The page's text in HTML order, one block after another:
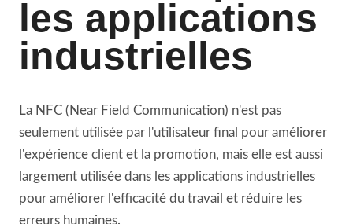
les applications
industrielles
La NFC (Near Field Communication) n'est pas
seulement utilisée par l'utilisateur final pour améliorer
l'expérience client et la promotion, mais elle est aussi
largement utilisée dans les applications industrielles
pour améliorer l'efficacité du travail et réduire les
erreurs humaines.